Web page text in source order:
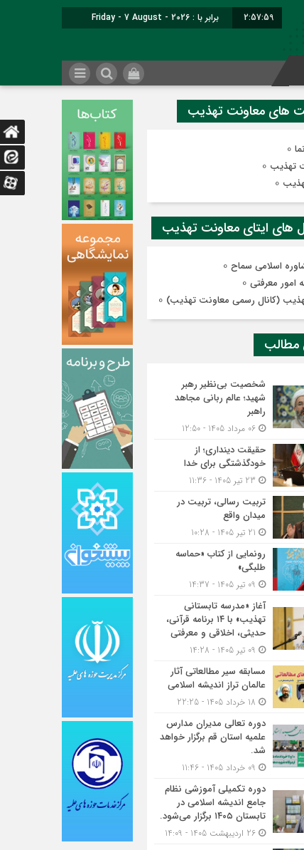
2:58:00 برابر با : Friday - 7 August - 2026
تهذیب
اسلامی سماح
امور معرفتی
(کانال رسمی معاونت تهذیب)
مطالب
شخصیت بی‌نظیر رهبر
شهید؛ عالم ربانی مجاهد
راهبر
حقیقت دینداری؛ از
خودگذشتگی برای خدا
تربیت رسالی، تربیت در
میدان واقع
رونمایی از کتاب «حماسه
طلبگی»
آغاز «مدرسه تابستانی
تهذیب» با ۱۴ برنامه قرآنی،
حدیثی، اخلاقی و معرفتی
مسابقه سیر مطالعاتی آثار
عالمان تراز اندیشه اسلامی
دوره تعالی مدیران مدارس
علمیه استان قم برگزار خواهد
شد.
دوره تکمیلی آموزشی نظام
جامع اندیشه اسلامی در
تابستان ۱۴۰۵ برگزار می‌شود.